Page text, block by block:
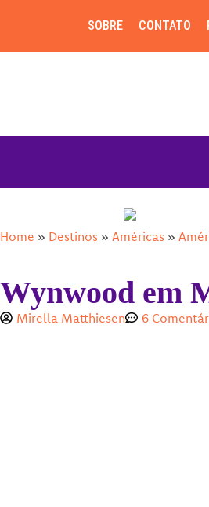
SOBRE CONTATO
Home » Destinos » Américas »
Wynwood em
Mirella Matthiesen 6